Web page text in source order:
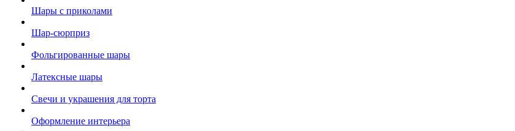
Шары с приколами
Шар-сюрприз
Фольгированные шары
Латексные шары
Свечи и украшения для торта
Оформление интерьера